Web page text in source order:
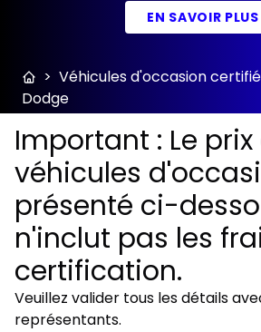
EN SAVOIR PLUS
> Véhicules d'occasion
Dodge
Important : Le prix
véhicules
présenté ci-
n'inclut pas les
certification.
Veuillez valider tous les détails
représentants.